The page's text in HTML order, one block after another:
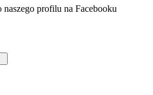
się w nowej karcie
naszego profilu na Facebooku